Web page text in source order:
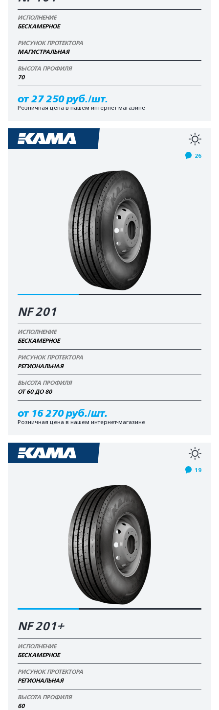
ИСПОЛНЕНИЕ
БЕСКАМЕРНОЕ
РИСУНОК ПРОТЕКТОРА
МАГИСТРАЛЬНАЯ
ВЫСОТА ПРОФИЛЯ
70
от 27 250 руб./шт.
Розничная цена в нашем интернет-магазине
26
NF 201
ИСПОЛНЕНИЕ
БЕСКАМЕРНОЕ
РИСУНОК ПРОТЕКТОРА
РЕГИОНАЛЬНАЯ
ВЫСОТА ПРОФИЛЯ
ОТ 60 ДО 80
от 16 270 руб./шт.
Розничная цена в нашем интернет-магазине
19
NF 201+
ИСПОЛНЕНИЕ
БЕСКАМЕРНОЕ
РИСУНОК ПРОТЕКТОРА
РЕГИОНАЛЬНАЯ
ВЫСОТА ПРОФИЛЯ
60